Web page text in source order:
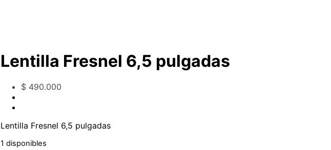
Lentilla Fresnel 6,5 pulgadas
$490.000
Lentilla Fresnel 6,5 pulgadas
1 disponibles